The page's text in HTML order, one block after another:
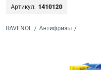
Артикул: 1410120
RAVENOL / Антифризы /